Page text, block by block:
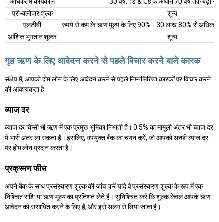
प्री-क्लोजर शुल्क
शून्य
एलटीवी
रुपये से कम के ऋण मूल्य के लिए 90%। 30 लाख 80% से अधिक
आंशिक भुगतान शुल्क
शून्य
गृह ऋण के लिए आवेदन करने से पहले विचार करने वाले कारक
संक्षेप में, आपको होम लोन के लिए आवेदन करने से पहले निम्नलिखित कारकों पर विचार करने
की आवश्यकता है
ब्याज दर
ब्याज दर किसी भी ऋण में एक प्रमुख भूमिका निभाती है। 0.5% का मामूली अंतर भी ब्याज दर
में भारी अंतर ला सकता है। इसलिए, उपयुक्त बैंक का चयन करें, जो आपको अच्छी ब्याज दर
पर होम लोन प्रदान करता है।
प्रक्रमण फीस
अपने बैंक के साथ प्रसंस्करण शुल्क की जांच करें यदि वे प्रसंस्करण शुल्क के रूप में एक
निश्चित राशि या ऋण मूल्य का प्रतिशत लेते हैं। सुनिश्चित करें कि शुल्क केवल आपके ऋण
आवेदन को संसाधित करने के लिए है, और इसे अलग से लिया जाता है।